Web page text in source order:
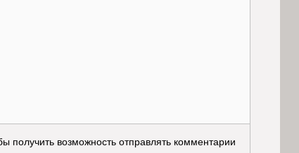
получить возможность отправлять комментарии